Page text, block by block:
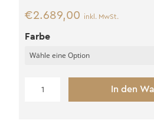
€2.689,00 inkl. MwSt.
Farbe
Metalldachpfannen
In den